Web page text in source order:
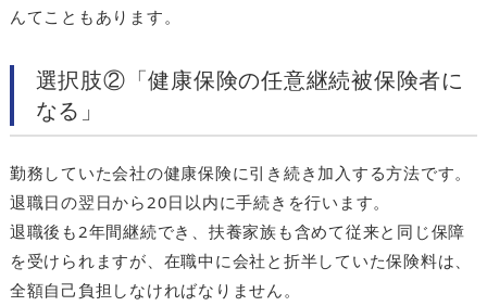
んてこともあります。
選択肢②「健康保険の任意継続被保険者に
なる」
勤務していた会社の健康保険に引き続き加入する方法です。
退職日の翌日から20日以内に手続きを行います。
退職後も2年間継続でき、扶養家族も含めて従来と同じ保障
を受けられますが、在職中に会社と折半していた保険料は、
全額自己負担しなければなりません。